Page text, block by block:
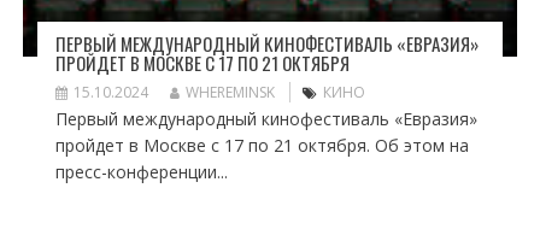
ПЕРВЫЙ МЕЖДУНАРОДНЫЙ КИНОФЕСТИВАЛЬ «ЕВРАЗИЯ»
ПРОЙДЕТ В МОСКВЕ С 17 ПО 21 ОКТЯБРЯ
15.10.2024 WHEREMINSK КИНО
Первый международный кинофестиваль «Евразия»
пройдет в Москве с 17 по 21 октября. Об этом на
пресс-конференции...